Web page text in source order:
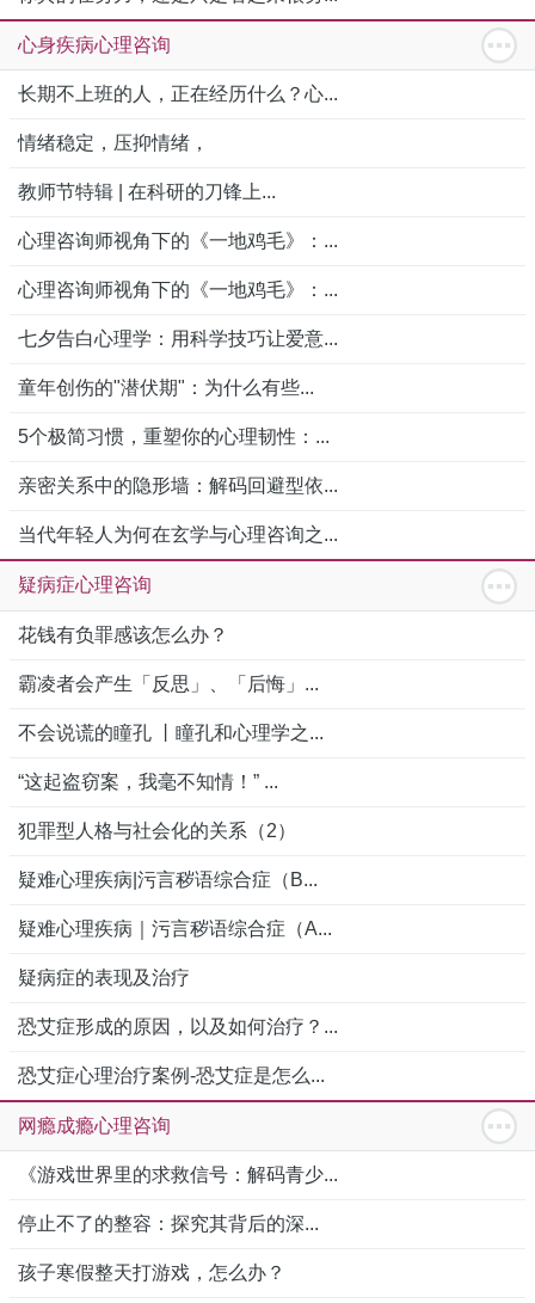
心身疾病心理咨询
长期不上班的人，正在经历什么？心...
情绪稳定，压抑情绪，
教师节特辑 | 在科研的刀锋上...
心理咨询师视角下的《一地鸡毛》：...
心理咨询师视角下的《一地鸡毛》：...
七夕告白心理学：用科学技巧让爱意...
童年创伤的"潜伏期"：为什么有些...
5个极简习惯，重塑你的心理韧性：...
亲密关系中的隐形墙：解码回避型依...
当代年轻人为何在玄学与心理咨询之...
疑病症心理咨询
花钱有负罪感该怎么办？
霸凌者会产生「反思」、「后悔」...
不会说谎的瞳孔 丨瞳孔和心理学之...
“这起盗窃案，我毫不知情！” ...
犯罪型人格与社会化的关系（2）
疑难心理疾病|污言秽语综合症（B...
疑难心理疾病｜污言秽语综合症（A...
疑病症的表现及治疗
恐艾症形成的原因，以及如何治疗？...
恐艾症心理治疗案例-恐艾症是怎么...
网瘾成瘾心理咨询
《游戏世界里的求救信号：解码青少...
停止不了的整容：探究其背后的深...
孩子寒假整天打游戏，怎么办？